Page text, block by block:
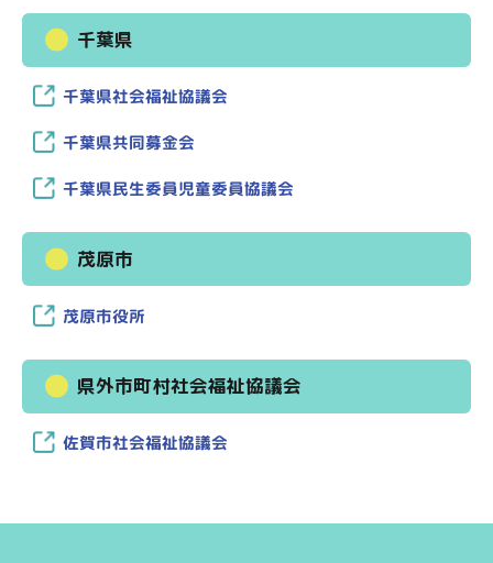
千葉県
千葉県社会福祉協議会
千葉県共同募金会
千葉県民生委員児童委員協議会
茂原市
茂原市役所
県外市町村社会福祉協議会
佐賀市社会福祉協議会